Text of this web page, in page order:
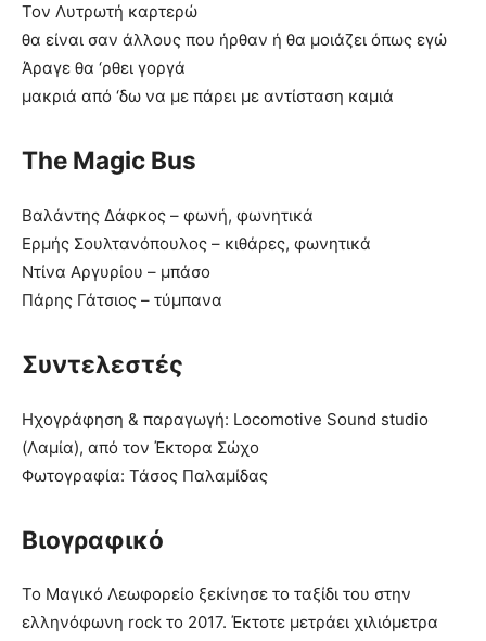
Τον Λυτρωτή καρτερώ
θα είναι σαν άλλους που ήρθαν ή θα μοιάζει όπως εγώ
Άραγε θα ‘ρθει γοργά
μακριά από ‘δω να με πάρει με αντίσταση καμιά
The Μagic Βus
Βαλάντης Δάφκος – φωνή, φωνητικά
Ερμής Σουλτανόπουλος – κιθάρες, φωνητικά
Ντίνα Αργυρίου – μπάσο
Πάρης Γάτσιος – τύμπανα
Συντελεστές
Ηχογράφηση & παραγωγή: Locomotive Sound studio
(Λαμία), από τον Έκτορα Σώχο
Φωτογραφία: Τάσος Παλαμίδας
Βιογραφικό
Το Μαγικό Λεωφορείο ξεκίνησε το ταξίδι του στην
ελληνόφωνη rock το 2017. Έκτοτε μετράει χιλιόμετρα